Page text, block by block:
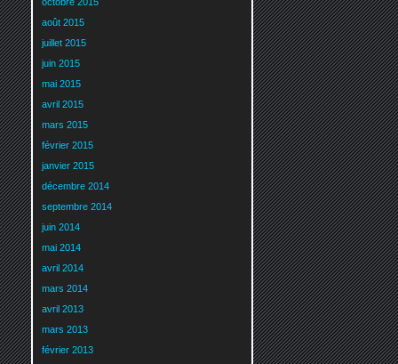
août 2015
juillet 2015
juin 2015
mai 2015
avril 2015
mars 2015
février 2015
janvier 2015
décembre 2014
septembre 2014
juin 2014
mai 2014
avril 2014
mars 2014
avril 2013
mars 2013
février 2013